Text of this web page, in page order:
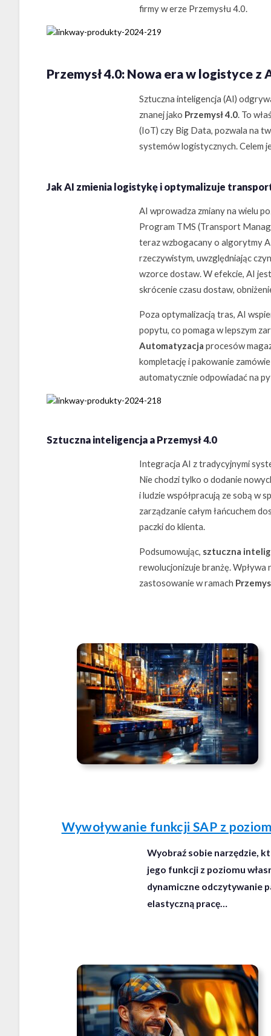
firmy w erze Przemysłu 4.0.
Przemysł 4.0: Nowa era w logistyce z
Sztuczna inteligencja (AI)
znanej jako Przemysł 4.0. To
(IoT) czy Big Data, pozwala na
systemów logistycznych. Celem
Jak AI zmienia logistykę i optymalizuje
AI wprowadza zmiany na wielu
Program TMS (Transport
teraz wzbogacany o algorytmy
rzeczywistym, uwzględniając
wzorce dostaw. W efekcie, AI
skrócenie czasu dostaw,
Poza optymalizacją tras, AI
popytu, co pomaga w lepszym
Automatyzacja procesów
kompletację i pakowanie
automatycznie odpowiadać na
Sztuczna inteligencja a Przemysł 4.0
Integracja AI z tradycyjnymi
Nie chodzi tylko o dodanie
i ludzie współpracują ze sobą w
zarządzanie całym łańcuchem
paczki do klienta.
Podsumowując, sztuczna
rewolucjonizuje branżę. Wpływa
zastosowanie w ramach
Wywoływanie funkcji SAP z
Wyobraź sobie narzędzie,
jego funkcji z poziomu
dynamiczne odczytywanie
elastyczną pracę…